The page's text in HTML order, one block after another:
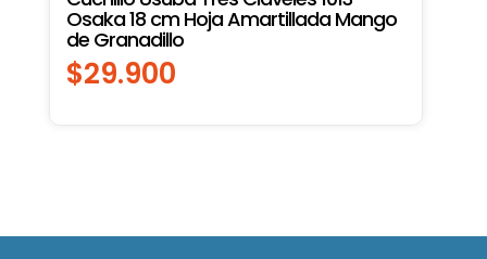
Osaka 18 cm Hoja Amartillada Mango
de Granadillo
$29.900